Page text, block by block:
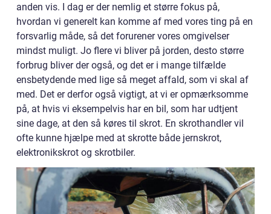
anden vis. I dag er der nemlig et større fokus på,
hvordan vi generelt kan komme af med vores ting på en
forsvarlig måde, så det forurener vores omgivelser
mindst muligt. Jo flere vi bliver på jorden, desto større
forbrug bliver der også, og det er i mange tilfælde
ensbetydende med lige så meget affald, som vi skal af
med. Det er derfor også vigtigt, at vi er opmærksomme
på, at hvis vi eksempelvis har en bil, som har udtjent
sine dage, at den så køres til skrot. En skrothandler vil
ofte kunne hjælpe med at skrotte både jernskrot,
elektronikskrot og skrotbiler.